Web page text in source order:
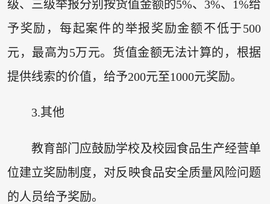
级、三级举报分别按货值金额的5%、3%、1%给
予奖励，每起案件的举报奖励金额不低于500
元，最高为5万元。货值金额无法计算的，根据
提供线索的价值，给予200元至1000元奖励。
3.其他
教育部门应鼓励学校及校园食品生产经营单
位建立奖励制度，对反映食品安全质量风险问题
的人员给予奖励。